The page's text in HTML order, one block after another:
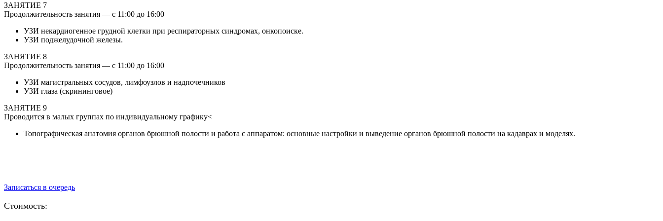
ЗАНЯТИЕ 7
Продолжительность занятия — с 11:00 до 16:00
УЗИ некардиогенное грудной клетки при респираторных синдромах, онкопоиске.
УЗИ поджелудочной железы.
ЗАНЯТИЕ 8
Продолжительность занятия — с 11:00 до 16:00
УЗИ магистральных сосудов, лимфоузлов и надпочечников
УЗИ глаза (скрининговое)
ЗАНЯТИЕ 9
Проводится в малых группах по индивидуальному графику<
Топографическая анатомия органов брюшной полости и работа с аппаратом: основные настройки и выведение органов брюшной полости на кадаврах и моделях.
Записаться в очередь
Стоимость: